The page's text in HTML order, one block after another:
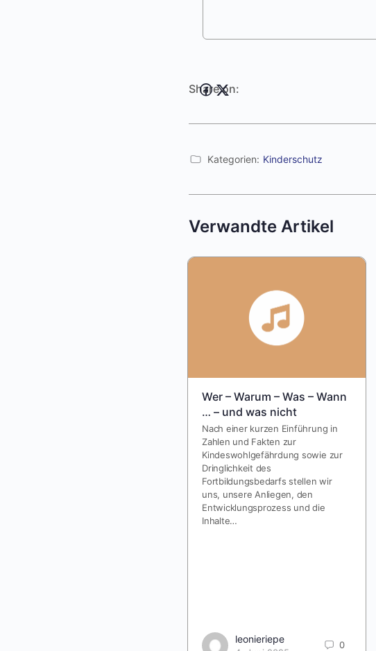
Share on:
Kategorien: Kinderschutz
Verwandte Artikel
Wer – Warum – Was – Wann
… – und was nicht
Nach einer kurzen Einführung in
Zahlen und Fakten zur
Kindeswohlgefährdung sowie zur
Dringlichkeit des
Fortbildungsbedarfs stellen wir
uns, unsere Anliegen, den
Entwicklungsprozess und die
Inhalte…
leonieriepe
0